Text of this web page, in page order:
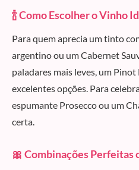
🍾 Como Escolher o Vinho
Para quem aprecia um tinto
argentino ou um Cabernet
paladares mais leves, um
excelentes opções. Para
espumante Prosecco ou um
certa.
🎀 Combinações Perfeitas